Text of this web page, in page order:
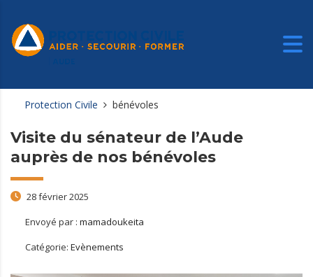
Protection Civile bénévoles
Visite du sénateur de l’Aude
auprès de nos bénévoles
28 février 2025
Envoyé par : mamadoukeita
Catégorie: Evènements